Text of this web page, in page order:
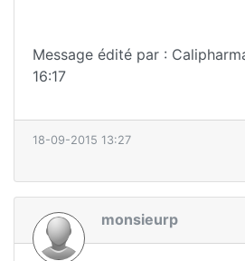
Message édité par :
16:17
18-09-2015 13:27
monsieurp